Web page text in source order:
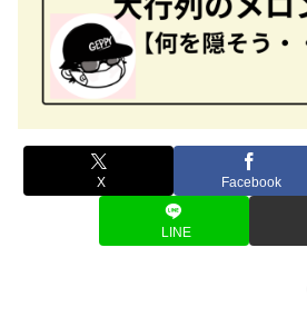
X Facebook
LINE